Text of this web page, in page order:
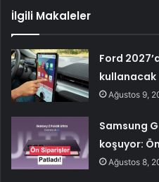
İlgili Makaleler
Ford
kullanacak
Ağustos 9,
Samsung
koşuyor:
Ağustos 8,